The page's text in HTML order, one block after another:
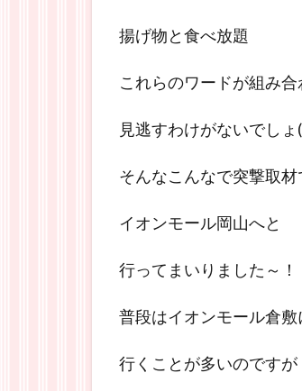
揚げ物と食べ放題
これらのワードが組み
見逃すわけがないでしょ
そんなこんなで突撃取材
イオンモール岡山へと
行ってまいりました～！
普段はイオンモール倉敷
行くことが多いのですが